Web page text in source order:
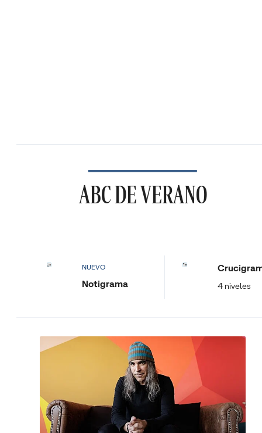
ABC DE VERANO
NUEVO
Notigrama 4 niveles